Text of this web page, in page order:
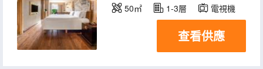
50㎡ 1-3層 電視機
查看供應